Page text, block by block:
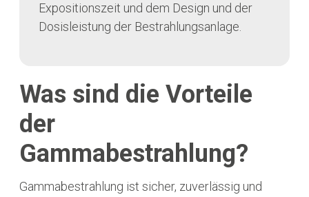
Expositionszeit und dem Design und der
Dosisleistung der Bestrahlungsanlage.
Was sind die Vorteile
der
Gammabestrahlung?
Gammabestrahlung ist sicher, zuverlässig und